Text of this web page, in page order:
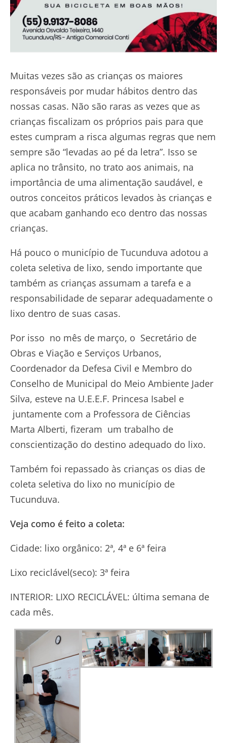
Muitas vezes são as crianças os maiores
responsáveis por mudar hábitos dentro das
nossas casas. Não são raras as vezes que as
crianças fiscalizam os próprios pais para que
estes cumpram a risca algumas regras que nem
sempre são “levadas ao pé da letra”. Isso se
aplica no trânsito, no trato aos animais, na
importância de uma alimentação saudável, e
outros conceitos práticos levados às crianças e
que acabam ganhando eco dentro das nossas
crianças.
Há pouco o município de Tucunduva adotou a
coleta seletiva de lixo, sendo importante que
também as crianças assumam a tarefa e a
responsabilidade de separar adequadamente o
lixo dentro de suas casas.
Por isso no mês de março, o Secretário de
Obras e Viação e Serviços Urbanos,
Coordenador da Defesa Civil e Membro do
Conselho de Municipal do Meio Ambiente Jader
Silva, esteve na U.E.E.F. Princesa Isabel e
juntamente com a Professora de Ciências
Marta Alberti, fizeram um trabalho de
conscientização do destino adequado do lixo.
Também foi repassado às crianças os dias de
coleta seletiva do lixo no município de
Tucunduva.
Veja como é feito a coleta:
Cidade: lixo orgânico: 2ª, 4ª e 6ª feira
Lixo reciclável(seco): 3ª feira
INTERIOR: LIXO RECICLÁVEL: última semana de
cada mês.